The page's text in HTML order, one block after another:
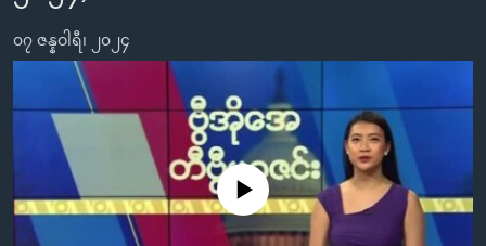
သို့
ကြည့်
ပင်မ
အ
ညွန်း
အစ္စရေး-ပါလက်စတိုင်း
ရပ်ဝန်းတခု လမ်းတခု အလွန်
အင်္ဂလိပ်စာလေ့လာမယ်
အမေရိကန်သုံးအီဒီယံ
မကြေးမုံရဲ့ အင်္ဂလိပ်စာ
ရုပ်ရှင်ထဲက အင်္ဂလိပ်စာ
သုတပဒေသာ အင်္ဂလိပ်စာ
အပတ်စဉ်ကဏ္ဍများ
ရေဒီယို
ရေဒီယိုနှင့်ရုပ်သံ အချက်အလက်များ
ရေဒီယို/တီဗွီအစီအစဉ်
Learning English
၀၇ ဇန္နဝါရီ၊ ၂၀၂၄
No media source currently available